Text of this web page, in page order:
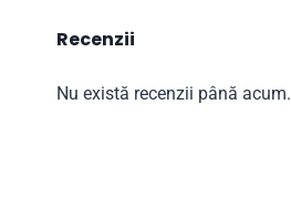
Recenzii
Nu există recenzii până acum.